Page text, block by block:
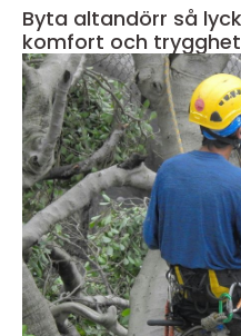
Byta altandörr så lyckas man med ljus,
komfort och trygghet